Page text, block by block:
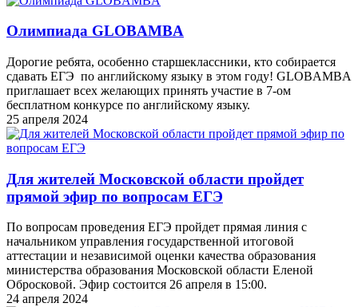
Олимпиада GLOBAMBA
Дорогие ребята, особенно старшеклассники, кто собирается
сдавать ЕГЭ по английскому языку в этом году! GLOBAMBA
приглашает всех желающих принять участие в 7-ом
бесплатном конкурсе по английскому языку.
25 апреля 2024
Для жителей Московской области пройдет
прямой эфир по вопросам ЕГЭ
По вопросам проведения ЕГЭ пройдет прямая линия с
начальником управления государственной итоговой
аттестации и независимой оценки качества образования
министерства образования Московской области Еленой
Обросковой. Эфир состоится 26 апреля в 15:00.
24 апреля 2024